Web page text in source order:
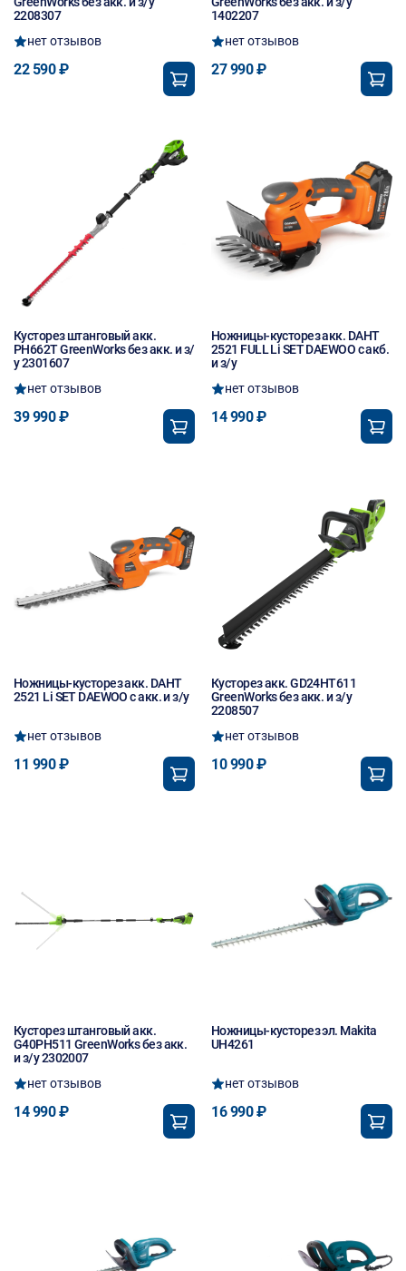
2208307
нет отзывов
22 590 ₽
1402207
нет отзывов
27 990 ₽
Кусторез штанговый акк.
PH662T GreenWorks без акк. и з/
у 2301607
нет отзывов
39 990 ₽
Ножницы-кусторез акк. DAHT
2521 FULL Li SET DAEWOO с акб.
и з/у
нет отзывов
14 990 ₽
Ножницы-кусторез акк. DAHT
2521 Li SET DAEWOO с акк. и з/у
нет отзывов
11 990 ₽
Кусторез акк. GD24HT611
GreenWorks без акк. и з/у
2208507
нет отзывов
10 990 ₽
Кусторез штанговый акк.
G40PH511 GreenWorks без акк.
и з/у 2302007
нет отзывов
14 990 ₽
Ножницы-кусторез эл. Makita
UH4261
нет отзывов
16 990 ₽